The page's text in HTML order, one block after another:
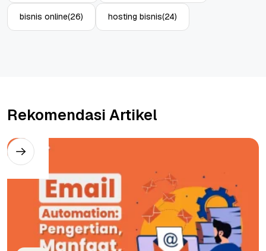
bisnis online(26) hosting bisnis(24)
Rekomendasi Artikel